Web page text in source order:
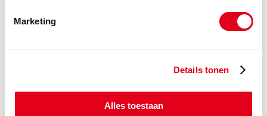
Marketing
Details tonen
Alles toestaan
BU
Stuks